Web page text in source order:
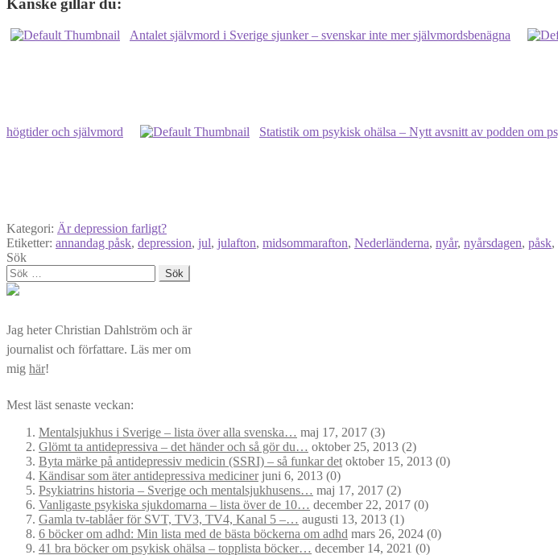
–
vanligaste
Kanske gillar du:
Antalet självmord i Sverige sjunker – svenskar inte mer självmordsbenägna
högtider och självmord Statistik om psykisk ohälsa – Nytt avsnitt av podden om
Kategori: Är depression farligt?
Etiketter: annandag påsk, depression, jul, julafton, midsommarafton, Nederländerna, nyår, nyårsdagen, påsk,
Sök
Sök
efter:
Jag heter Christian Dahlström och är
journalist och författare. Läs mer om
mig här!
Mest läst senaste veckan:
Mentalsjukhus i Sverige – lista över alla svenska… maj 17, 2017 (3)
Glömt ta antidepressiva – det händer och så gör du… oktober 25, 2013 (2)
Byta märke på antidepressiv medicin (SSRI) – så funkar det oktober 15, 2013 (0)
Kändisar som äter antidepressiva medicinerjuni 6, 2013 (0)
Psykiatrins historia – Sverige och mentalsjukhusens… maj 17, 2017 (2)
Vanligaste psykiska sjukdomarna – lista över de 10… december 22, 2017 (0)
Gamla tv-tablåer för SVT, TV3, TV4, Kanal 5 –… augusti 13, 2013 (1)
6 böcker om adhd: Min lista med de bästa böckerna om adhd mars 26, 2024 (0)
41 bra böcker om psykisk ohälsa – topplista böcker… december 14, 2021 (0)